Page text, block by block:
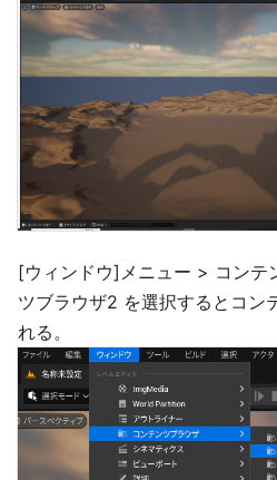
[ウィンドウ]メニュー > コンテ
ツブラウザ2 を選択するとコン
れる。